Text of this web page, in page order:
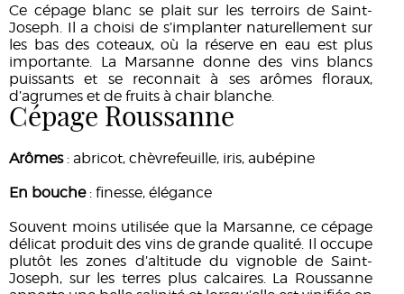
Ce cépage blanc se plait sur les terroirs de Saint-
Joseph. Il a choisi de s’implanter naturellement sur
les bas des coteaux, où la réserve en eau est plus
importante. La Marsanne donne des vins blancs
puissants et se reconnait à ses arômes floraux,
d’agrumes et de fruits à chair blanche.
Cépage Roussanne
Arômes : abricot, chèvrefeuille, iris, aubépine
En bouche: finesse, élégance
Souvent moins utilisée que la Marsanne, ce cépage
délicat produit des vins de grande qualité. Il occupe
plutôt les zones d’altitude du vignoble de Saint-
Joseph, sur les terres plus calcaires. La Roussanne